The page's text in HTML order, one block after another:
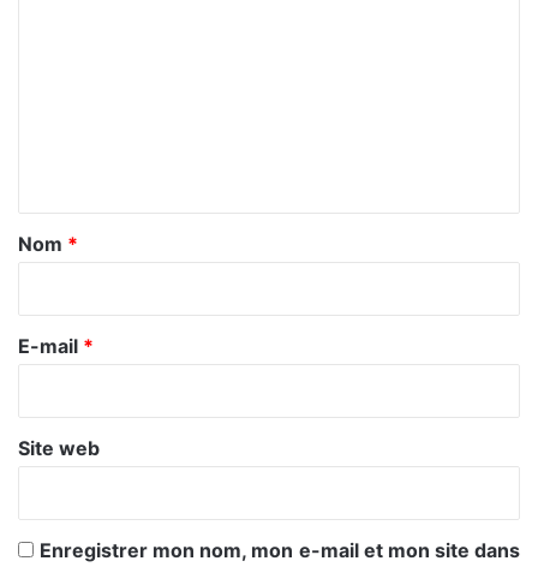
a
r
e
Nom *
E-mail *
Site web
Enregistrer mon nom, mon e-mail et mon site dans